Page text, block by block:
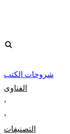
شروحات الكتب
الفتاوى
‹
‹
التصنيفات